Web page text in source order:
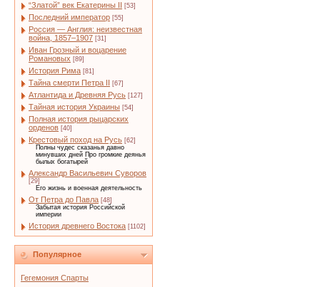
“Златой” век Екатерины II [53]
Последний император [55]
Россия — Англия: неизвестная
война, 1857–1907 [31]
Иван Грозный и воцарение
Романовых [89]
История Рима [81]
Тайна смерти Петра II [67]
Атлантида и Древняя Русь [127]
Тайная история Украины [54]
Полная история рыцарских
орденов [40]
Крестовый поход на Русь [62]
Полны чудес сказанья давно
минувших дней Про громкие деянья
былых богатырей
Александр Васильевич Суворов
[29]
Его жизнь и военная деятельность
От Петра до Павла [48]
Забытая история Российской
империи
История древнего Востока [1102]
Популярное
Гегемония Спарты